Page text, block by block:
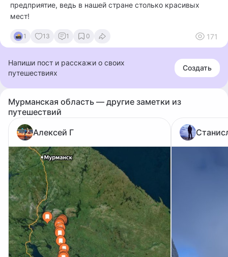
предприятие, ведь в нашей стране столько красивых
мест!
1 13 1 0 171
Напиши пост и расскажи о своих
путешествиях
Создать
Мурманская область — другие заметки из
путешествий
Алексей Г